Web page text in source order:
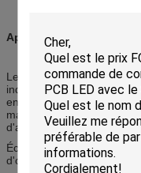
Applications :
Les produits sont très
industriel, les appareils
enfant-apprenant, la
machines de jeu, les
d'assistance,
Échelle électronique,
d'outils, machine à coudre